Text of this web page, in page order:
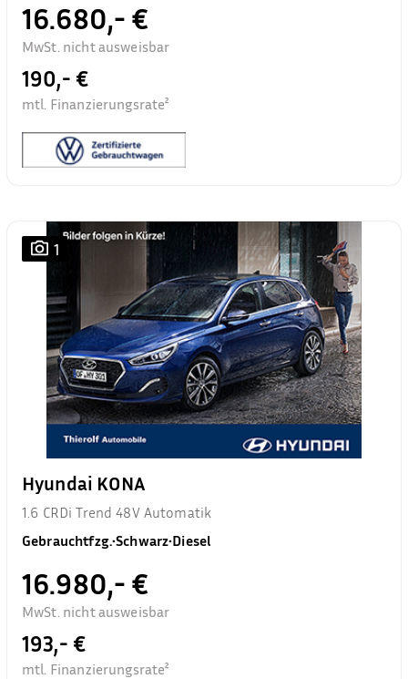
16.680,- €
MwSt. nicht ausweisbar
190,- €
mtl. Finanzierungsrate²
1
Hyundai KONA
1.6 CRDi Trend 48V Automatik
Gebrauchtfzg.•Schwarz•Diesel
16.980,- €
MwSt. nicht ausweisbar
193,- €
mtl. Finanzierungsrate²